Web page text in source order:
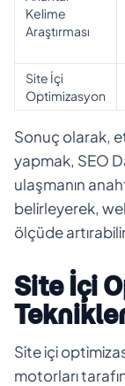
Kelime
Araştırması
Site İçi
Optimizasyon
Sonuç olarak,
yapmak, SEO
ulaşmanın
belirleyerek,
ölçüde
Site İçi
Site içi
motorları